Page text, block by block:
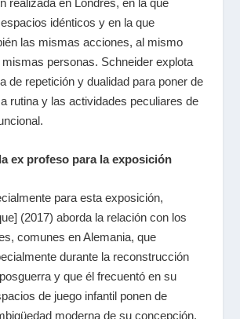
realizada en Londres, en la que
idénticos y en la que
las mismas acciones, al mismo
personas. Schneider explota
de repetición y dualidad para poner de
rutina y las actividades peculiares de
ex profeso para la exposición
para esta exposición,
(2017) aborda la relación con los
comunes en Alemania, que
durante la reconstrucción
y que él frecuentó en su
de juego infantil ponen de
moderna de su concepción.